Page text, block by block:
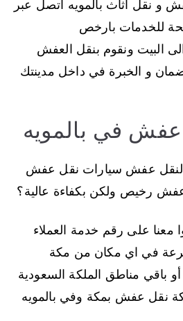
نقل اثاث بالمويه اتصل عبر
للخدمات بارخص
البيت ونقوم بنقل العفش
و الخبرة في داخل مدينتك
في بالمويه
عفش سيارات نقل عفش
عفش رخيص ولكن بكفاءة عالية؟
معنا على رقم خدمة العملاء
في اي مكان من مكة
باقي مناطق الملكة السعودية
نقل عفش بمكة وفي بالمويه